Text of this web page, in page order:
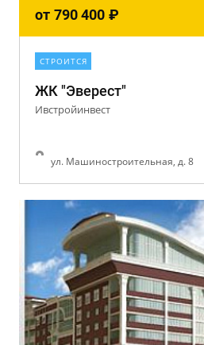
от 790 400 ₽
СТРОИТСЯ
ЖК "Эверест"
Ивстройинвест
ул. Машиностроительная, д. 8